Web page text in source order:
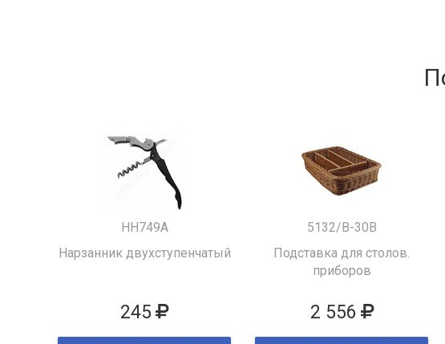
HH749A
Нарзанник двухступенчатый
245
5132/B-30B
Подставка для столов.
приборов
2 556